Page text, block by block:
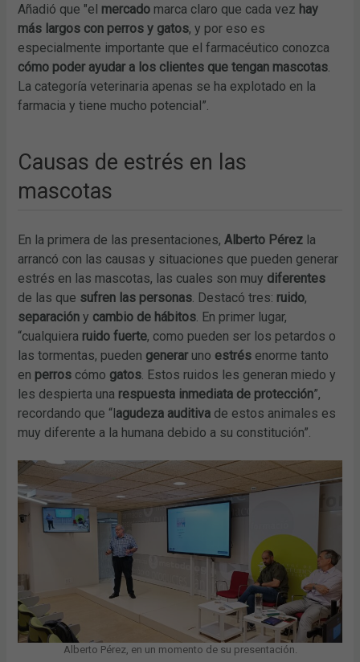
Añadió que "el mercado marca claro que cada vez hay
más largos con perros y gatos, y por eso es
especialmente importante que el farmacéutico conozca
cómo poder ayudar a los clientes que tengan mascotas.
La categoría veterinaria apenas se ha explotado en la
farmacia y tiene mucho potencial”.
Causas de estrés en las
mascotas
En la primera de las presentaciones, Alberto Pérez la
arrancó con las causas y situaciones que pueden generar
estrés en las mascotas, las cuales son muy diferentes
de las que sufren las personas. Destacó tres: ruido,
separacióny cambio de hábitos. En primer lugar,
“cualquiera ruido fuerte, como pueden ser los petardos o
las tormentas, pueden generar uno estrés enorme tanto
en perros cómo gatos. Estos ruidos les generan miedo y
les despierta una respuesta inmediata de protección”,
recordando que “lagudeza auditiva de estos animales es
muy diferente a la humana debido a su constitución”.
Alberto Pérez, en un momento de su presentación.